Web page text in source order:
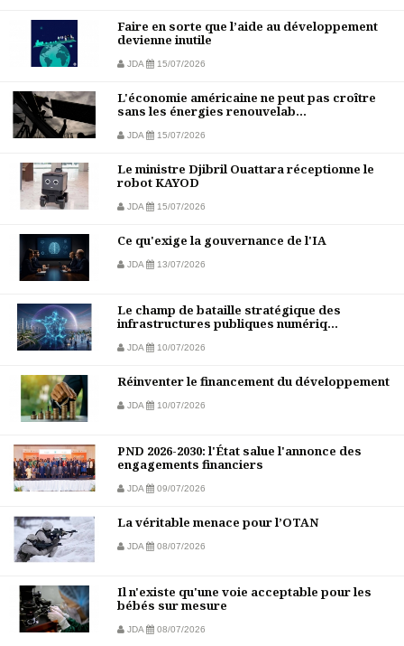
Faire en sorte que l’aide au développement
devienne inutile
JDA 15/07/2026
L'économie américaine ne peut pas croître
sans les énergies renouvelab...
JDA 15/07/2026
Le ministre Djibril Ouattara réceptionne le
robot KAYOD
JDA 15/07/2026
Ce qu'exige la gouvernance de l'IA
JDA 13/07/2026
Le champ de bataille stratégique des
infrastructures publiques numériq...
JDA 10/07/2026
Réinventer le financement du développement
JDA 10/07/2026
PND 2026-2030: l'État salue l'annonce des
engagements financiers
JDA 09/07/2026
La véritable menace pour l’OTAN
JDA 08/07/2026
Il n'existe qu'une voie acceptable pour les
bébés sur mesure
JDA 08/07/2026